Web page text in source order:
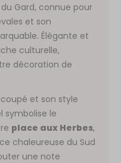
Gard, connue pour
et son
Élégante et
culturelle,
décoration de
et son style
symbolise le
place aux Herbes,
chaleureuse du Sud
une note